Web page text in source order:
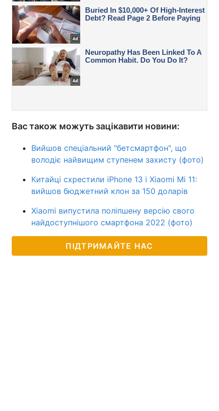
Вас також можуть зацікавити новини:
Вийшов спеціальний "бетсмартфон", що
володіє найвищим ступенем захисту (фото)
Китайці схрестили iPhone 13 і Xiaomi Mi 11:
вийшов бюджетний клон за 150 доларів
Xiaomi випустила поліпшену версію свого
найдоступнішого смартфона 2022 (фото)
ПІДТРИМАЙТЕ НАС